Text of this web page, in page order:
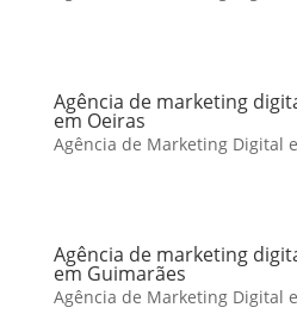
Agência de marketing
em Oeiras
Agência de Marketing Digital
Agência de marketing
em Guimarães
Agência de Marketing Digital